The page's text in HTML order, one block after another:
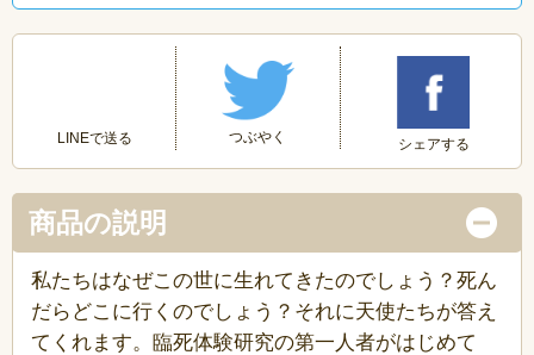
LINEで送る つぶやく シェアする
商品の説明
私たちはなぜこの世に生れてきたのでしょう？死ん
だらどこに行くのでしょう？それに天使たちが答え
てくれます。臨死体験研究の第一人者がはじめて